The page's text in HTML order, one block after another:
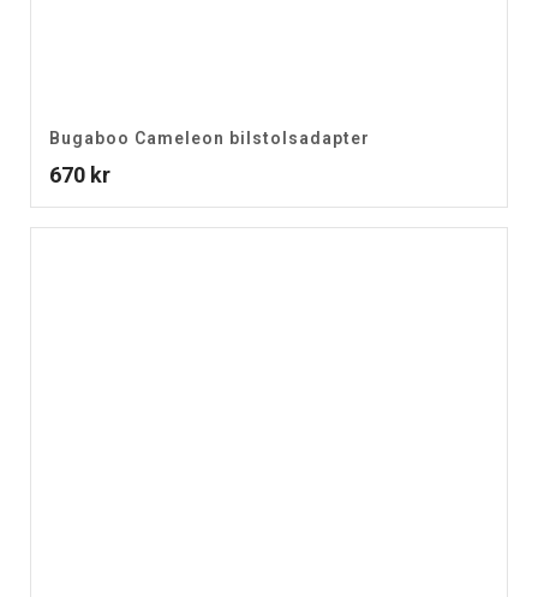
Bugaboo Cameleon bilstolsadapter
670 kr